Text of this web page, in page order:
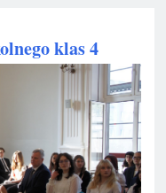
klas 4